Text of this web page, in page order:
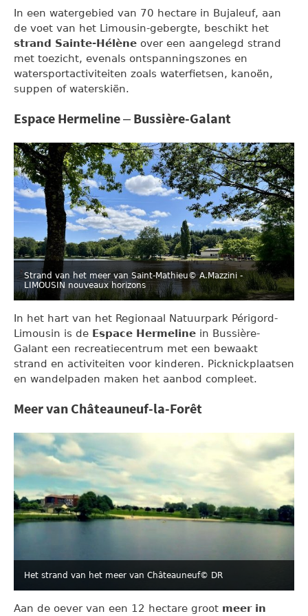
In een watergebied van 70 hectare in Bujaleuf, aan
de voet van het Limousin-gebergte, beschikt het
strand Sainte-Hélène over een aangelegd strand
met toezicht, evenals ontspanningszones en
watersportactiviteiten zoals waterfietsen, kanoën,
suppen of waterskiën.
Espace Hermeline – Bussière-Galant
Strand van het meer van Saint-Mathieu© A.Mazzini -
LIMOUSIN nouveaux horizons
In het hart van het Regionaal Natuurpark Périgord-
Limousin is de Espace Hermeline in Bussière-
Galant een recreatiecentrum met een bewaakt
strand en activiteiten voor kinderen. Picknickplaatsen
en wandelpaden maken het aanbod compleet.
Meer van Châteauneuf-la-Forêt
Het strand van het meer van Châteauneuf© DR
Aan de oever van een 12 hectare groot meer in